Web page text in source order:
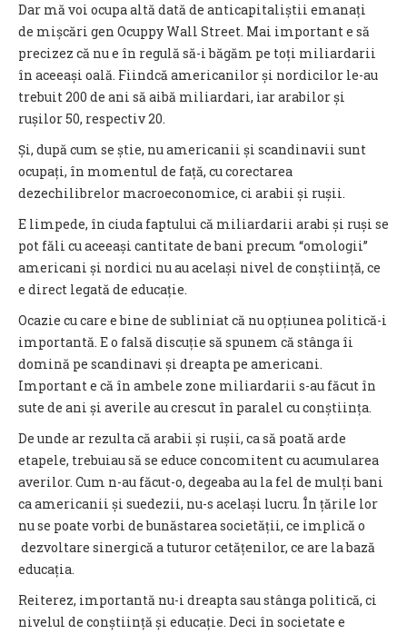
Dar mă voi ocupa altă dată de anticapitaliștii emanați
de mișcări gen Ocuppy Wall Street. Mai important e să
precizez că nu e în regulă să-i băgăm pe toți miliardarii
în aceeași oală. Fiindcă americanilor și nordicilor le-au
trebuit 200 de ani să aibă miliardari, iar arabilor și
rușilor 50, respectiv 20.
Și, după cum se știe, nu americanii și scandinavii sunt
ocupați, în momentul de față, cu corectarea
dezechilibrelor macroeconomice, ci arabii și rușii.
E limpede, în ciuda faptului că miliardarii arabi și ruși se
pot făli cu aceeași cantitate de bani precum “omologii”
americani și nordici nu au același nivel de conștiință, ce
e direct legată de educație.
Ocazie cu care e bine de subliniat că nu opțiunea politică-i
importantă. E o falsă discuție să spunem că stânga îi
domină pe scandinavi și dreapta pe americani.
Important e că în ambele zone miliardarii s-au făcut în
sute de ani și averile au crescut în paralel cu conștiința.
De unde ar rezulta că arabii și rușii, ca să poată arde
etapele, trebuiau să se educe concomitent cu acumularea
averilor. Cum n-au făcut-o, degeaba au la fel de mulți bani
ca americanii și suedezii, nu-s același lucru. În țările lor
nu se poate vorbi de bunăstarea societății, ce implică o
dezvoltare sinergică a tuturor cetățenilor, ce are la bază
educația.
Reiterez, importantă nu-i dreapta sau stânga politică, ci
nivelul de conștiință și educație. Deci în societate e